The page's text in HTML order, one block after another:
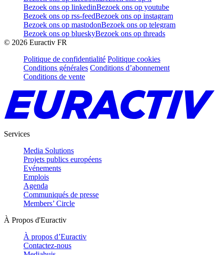
Bezoek ons op linkedinBezoek ons op youtube
Bezoek ons op rss-feedBezoek ons op instagram
Bezoek ons op mastodonBezoek ons op telegram
Bezoek ons op blueskyBezoek ons op threads
© 2026 Euractiv FR
Politique de confidentialité Politique cookies
Conditions générales Conditions d’abonnement
Conditions de vente
Services
Media Solutions
Projets publics européens
Evénements
Emplois
Agenda
Communiqués de presse
Members’ Circle
À Propos d'Euractiv
À propos d’Euractiv
Contactez-nous